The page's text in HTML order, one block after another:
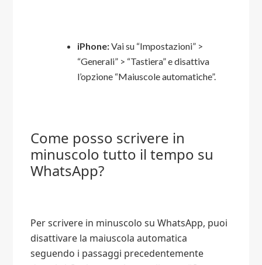
iPhone:Vai su “Impostazioni” >
“Generali” > “Tastiera” e disattiva
l’opzione “Maiuscole automatiche”.
Come posso scrivere in
minuscolo tutto il tempo su
WhatsApp?
Per scrivere in minuscolo su WhatsApp, puoi
disattivare la maiuscola automatica
seguendo i passaggi precedentemente